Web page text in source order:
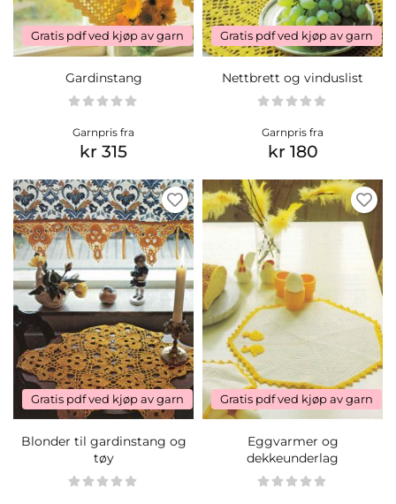
Gratis pdf ved kjøp av garn
Gardinstang
Garnpris fra
kr 315
Gratis pdf ved kjøp av garn
Nettbrett og vinduslist
Garnpris fra
kr 180
Gratis pdf ved kjøp av garn
Blonder til gardinstang og
tøy
Gratis pdf ved kjøp av garn
Eggvarmer og
dekkeunderlag